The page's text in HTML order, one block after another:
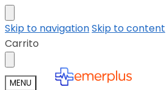
Skip to navigationSkip to content
Carrito
MENU